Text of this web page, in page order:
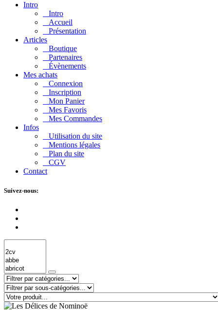
Intro
Intro
Accueil
Présentation
Articles
Boutique
Partenaires
Évènements
Mes achats
Connexion
Inscription
Mon Panier
Mes Favoris
Mes Commandes
Infos
Utilisation du site
Mentions légales
Plan du site
CGV
Contact
Suivez-nous: